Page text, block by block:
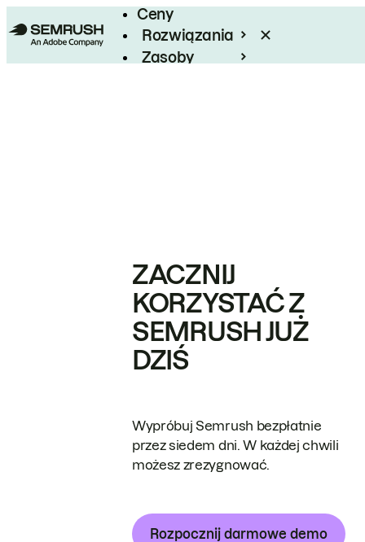
Ceny
Rozwiązania
Zasoby
ZACZNIJ
KORZYSTAĆ Z
SEMRUSH JUŻ
DZIŚ
Wypróbuj Semrush bezpłatnie
przez siedem dni. W każdej chwili
możesz zrezygnować.
Rozpocznij darmowe demo